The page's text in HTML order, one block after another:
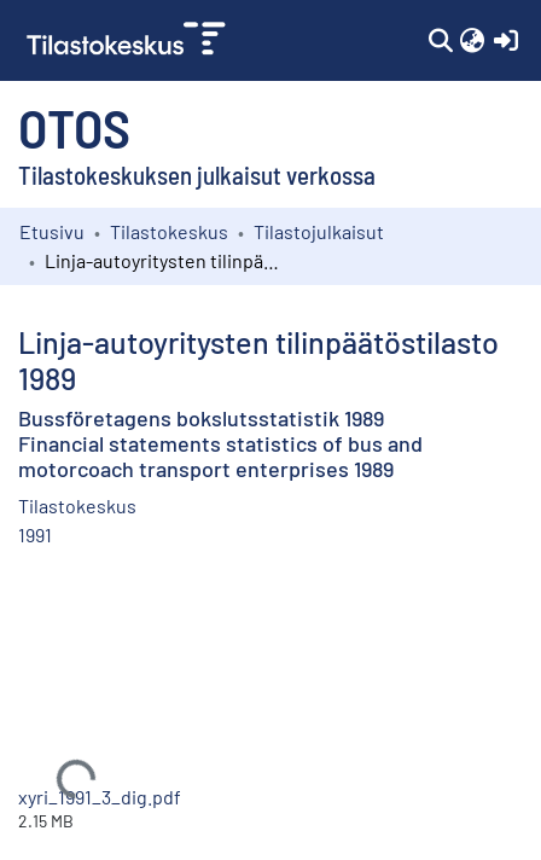
OTOS
Tilastokeskuksen julkaisut verkossa
Kokoelmat
Etusivu Tilastokeskus
Tilastojulkaisut
Linja-autoyritysten tilinpäätöstilasto
1989
Bussföretagens bokslutsstatistik 1989
Financial statements statistics of bus and
motorcoach transport enterprises 1989
Tilastokeskus
1991
Ladataan...
xyri_1991_3_dig.pdf
2.15 MB